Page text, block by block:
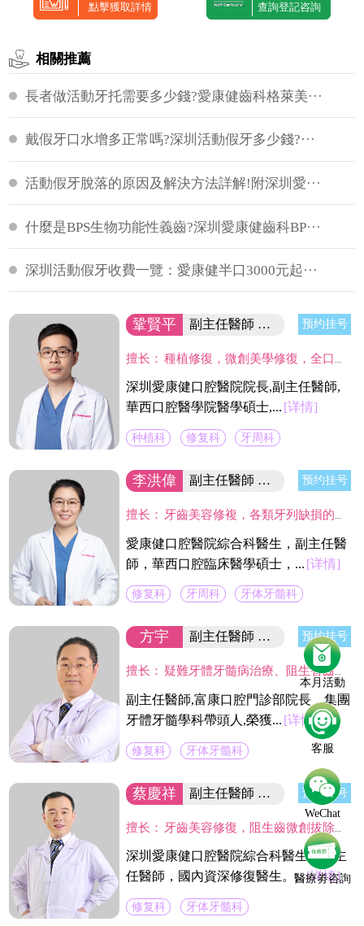
本月活動
客服
WeChat
醫療劵咨詢
點擊獲取詳情 查詢登記咨詢
相關推薦
長者做活動牙托需要多少錢?愛康健齒科格萊美···
戴假牙口水增多正常嗎?深圳活動假牙多少錢?···
活動假牙脫落的原因及解決方法詳解!附深圳愛···
什麼是BPS生物功能性義齒?深圳愛康健齒科BP···
深圳活動假牙收費一覽：愛康健半口3000元起···
鞏賢平 副主任醫師 醫院院長/碩士 预约挂号
擅长： 種植修復，微創美學修復，全口咬合重建等；熟練應用口腔顯微鏡並在顯微放大設備下進行種植手術、牙周美學手術及各類修復操作。熟練處理牙周病及牙體缺失、四環素、氟斑牙的全口美學修復工作，對於顯微治療有深入研究，具有豐富的口腔全科診療經驗。
深圳愛康健口腔醫院院長,副主任醫師,
華西口腔醫學院醫學碩士,... [详情]
种植科 修复科 牙周科
李洪偉 副主任醫師 口腔醫學碩士 预约挂号
擅长： 牙齒美容修複，各類牙列缺損的固定及活動義齒的修複、鑄造支架式可摘局部義齒、 數字化修複、種植上部義齒修複等。在口腔數字化修複、口腔色度學、口腔仿生材料等領域進行過深入研究，成績顯著。
愛康健口腔醫院綜合科醫生，副主任醫
師，華西口腔臨床醫學碩士，... [详情]
修复科 牙周科 牙体牙髓科
方宇 副主任醫師 富康門診院長 预约挂号
擅长： 疑難牙體牙髓病治療、阻生智齒的拔除、各種缺失牙的美容修復、疑難活動義齒修復。尤其在利用高倍顯微鏡下開展牙髓炎、根尖病變等牙體保存治療具有較深的造詣。
副主任醫師,富康口腔門診部院長，集團
牙體牙髓學科帶頭人,榮獲... [详情]
修复科 牙体牙髓科
蔡慶祥 副主任醫師 國內資深修復醫生 预约挂号
擅长： 牙齒美容修復，阻生齒微創拔除，固定義齒二次修復，精密舒適全口義齒製作，現代根管治療技術,熟練應用CAD/CAM及DSD微笑設計等數字化技術於臨床工作中,並成功服務於近萬名新老客戶。
深圳愛康健口腔醫院綜合科醫生，副主
任醫師，國內資深修復醫生。...[详情]
修复科 牙体牙髓科